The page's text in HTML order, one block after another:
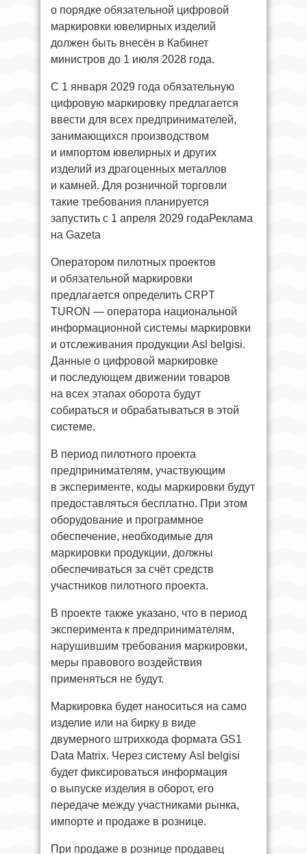
о порядке обязательной цифровой
маркировки ювелирных изделий
должен быть внесён в Кабинет
министров до 1 июля 2028 года.
С 1 января 2029 года обязательную
цифровую маркировку предлагается
ввести для всех предпринимателей,
занимающихся производством
и импортом ювелирных и других
изделий из драгоценных металлов
и камней. Для розничной торговли
такие требования планируется
запустить с 1 апреля 2029 годаРеклама
на Gazeta
Оператором пилотных проектов
и обязательной маркировки
предлагается определить CRPT
TURON — оператора национальной
информационной системы маркировки
и отслеживания продукции Asl belgisi.
Данные о цифровой маркировке
и последующем движении товаров
на всех этапах оборота будут
собираться и обрабатываться в этой
системе.
В период пилотного проекта
предпринимателям, участвующим
в эксперименте, коды маркировки будут
предоставляться бесплатно. При этом
оборудование и программное
обеспечение, необходимые для
маркировки продукции, должны
обеспечиваться за счёт средств
участников пилотного проекта.
В проекте также указано, что в период
эксперимента к предпринимателям,
нарушившим требования маркировки,
меры правового воздействия
применяться не будут.
Маркировка будет наноситься на само
изделие или на бирку в виде
двумерного штрихкода формата GS1
Data Matrix. Через систему Asl belgisi
будет фиксироваться информация
о выпуске изделия в оборот, его
передаче между участниками рынка,
импорте и продаже в рознице.
При продаже в рознице продавец